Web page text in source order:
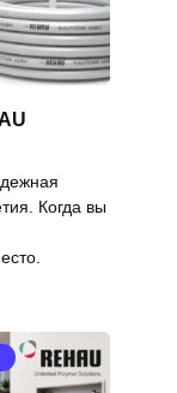
Когда вы